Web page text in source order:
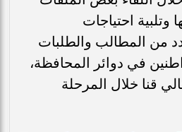
وتلبية احتياجات
من المطالب والطلبات
في دوائر المحافظة،
قنا خلال المرحلة